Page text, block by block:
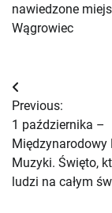
nawiedzone
Wągrowiec
Nawigacja
wpisu
Previous:
1 października –
Międzynarodowy
Muzyki. Święto,
ludzi na całym